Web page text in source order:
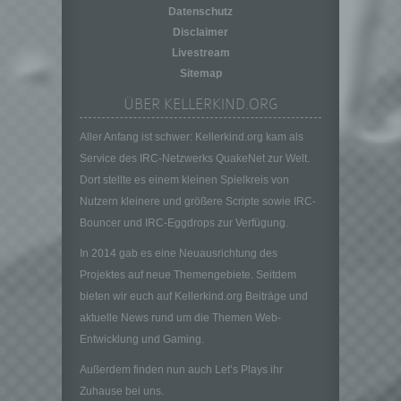
Datenschutz
Disclaimer
Livestream
Sitemap
ÜBER KELLERKIND.ORG
Aller Anfang ist schwer: Kellerkind.org kam als
Service des IRC-Netzwerks QuakeNet zur Welt.
Dort stellte es einem kleinen Spielkreis von
Nutzern kleinere und größere Scripte sowie IRC-
Bouncer und IRC-Eggdrops zur Verfügung.
In 2014 gab es eine Neuausrichtung des
Projektes auf neue Themengebiete. Seitdem
bieten wir euch auf Kellerkind.org Beiträge und
aktuelle News rund um die Themen Web-
Entwicklung und Gaming.
Außerdem finden nun auch Let’s Plays ihr
Zuhause bei uns.
Verantwortlicher ist die natürliche oder
juristische Person, Behörde, Einrichtung
gemeinsam mit anderen über die Zwecke
und Mittel der Verarbeitung von
personenbezogenen Daten entscheidet.
Sind die Zwecke und Mittel dieser
Verarbeitung durch das Unionsrecht oder
das Recht der Mitgliedstaaten vorgegeben,
so kann der Verantwortliche
beziehungsweise können die bestimmten
Kriterien seiner Benennung nach dem
Unionsrecht oder dem Recht der
Auftragsverarbeiter ist eine natürliche oder
oder andere Stelle, die personenbezogene
Daten im Auftrag des Verantwortlichen
verarbeitet.
i) Empfänger